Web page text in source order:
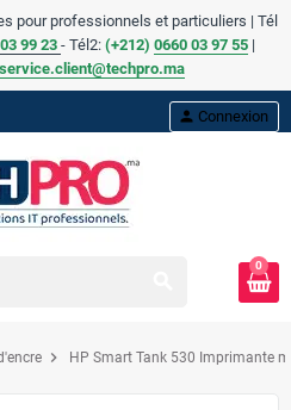
pour professionnels et particuliers | Tél
99 23 - Tél2: (+212) 0660 03 97 55 |
service.client@techpro.ma
person Connexion
0
chevron_right HP Smart Tank 530 Imprimante